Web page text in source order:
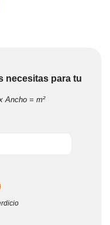
necesitas para tu
Ancho = m²